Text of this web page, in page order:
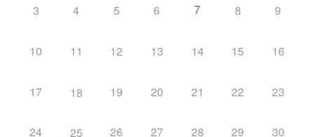
3 4 5 6 7 8 9
10 11 12 13 14 15 16
17 18 19 20 21 22 23
24 25 26 27 28 29 30